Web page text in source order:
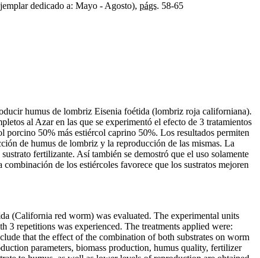
dedicado a: Mayo - Agosto), págs. 58-65
humus de lombriz Eisenia foétida (lombriz roja californiana).
al Azar en las que se experimentó el efecto de 3 tratamientos
50% más estiércol caprino 50%. Los resultados permiten
de humus de lombriz y la reproducción de las mismas. La
fertilizante. Así también se demostró que el uso solamente
de los estiércoles favorece que los sustratos mejoren
(California red worm) was evaluated. The experimental units
repetitions was experienced. The treatments applied were:
that the effect of the combination of both substrates on worm
parameters, biomass production, humus quality, fertilizer